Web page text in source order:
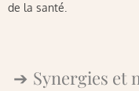
de la santé.
Synergies et